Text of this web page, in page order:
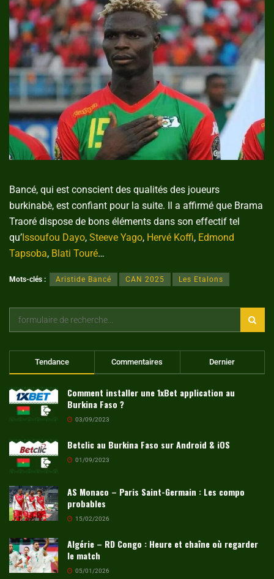
Bancé, qui est conscient des qualités des joueurs
burkinabè, est confiant pour la suite. Il a affirmé que Brama
Traoré dispose de bons éléments dans son effectif tel
qu’Issoufou Dayo, Steeve Yago, Hervé Koffi, Edmond
Tapsoba, Blati Touré…
Mots-clés : Aristide Bancé CAN 2025 Les Etalons
Tendance Commentaires Dernier
Comment installer une 1xBet application au
Burkina Faso ?
03/09/2023
Betclic au Burkina Faso sur Android & iOS
01/09/2023
AS Monaco – Paris Saint-Germain : Les compo
probables
15/02/2026
Algérie – RD Congo : Heure et chaîne où regarder
le match
05/01/2026